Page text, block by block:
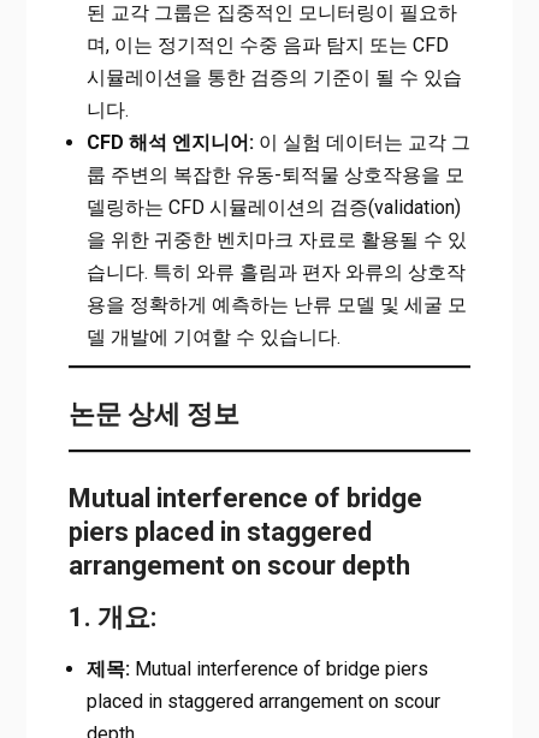
된 교각 그룹은 집중적인 모니터링이 필요하
며, 이는 정기적인 수중 음파 탐지 또는 CFD
시뮬레이션을 통한 검증의 기준이 될 수 있습
니다.
CFD 해석 엔지니어:이 실험 데이터는 교각 그
룹 주변의 복잡한 유동-퇴적물 상호작용을 모
델링하는 CFD 시뮬레이션의 검증(validation)
을 위한 귀중한 벤치마크 자료로 활용될 수 있
습니다. 특히 와류 흘림과 편자 와류의 상호작
용을 정확하게 예측하는 난류 모델 및 세굴 모
델 개발에 기여할 수 있습니다.
논문 상세 정보
Mutual interference of bridge
piers placed in staggered
arrangement on scour depth
1. 개요:
제목:Mutual interference of bridge piers
placed in staggered arrangement on scour